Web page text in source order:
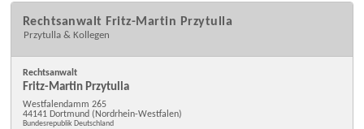
Rechtsanwalt Fritz-Martin Przytulla
Przytulla & Kollegen
Rechtsanwalt
Fritz-Martin Przytulla
Westfalendamm 265
44141 Dortmund (Nordrhein-Westfalen)
Bundesrepublik Deutschland